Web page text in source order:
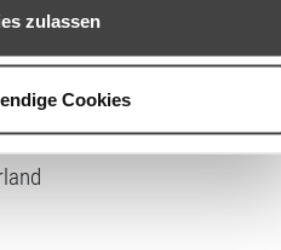
unter den Cookie-
zulassen
Cookies
GmbH